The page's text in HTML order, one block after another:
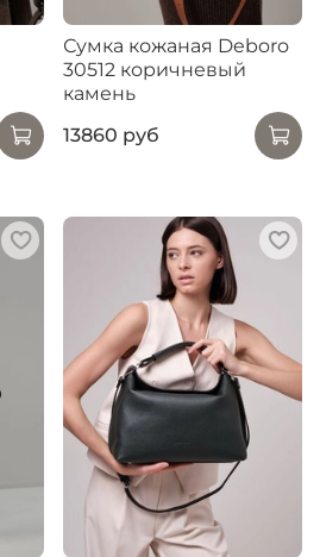
Сумка кожаная Deboro
30512 коричневый
камень
13860 руб